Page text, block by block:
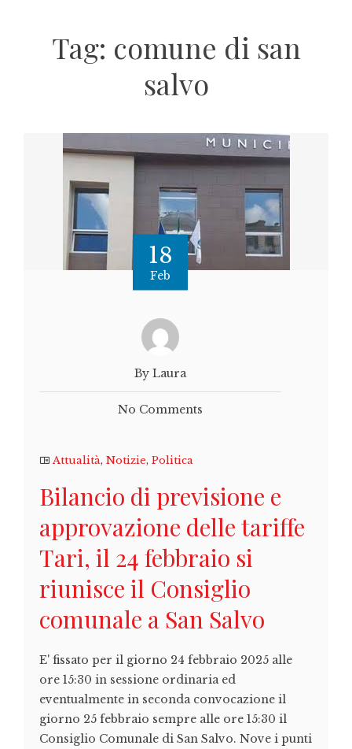
Tag: comune di san
salvo
18
Feb
By Laura
No Comments
Attualità, Notizie, Politica
Bilancio di previsione e
approvazione delle tariffe
Tari, il 24 febbraio si
riunisce il Consiglio
comunale a San Salvo
E' fissato per il giorno 24 febbraio 2025 alle
ore 15:30 in sessione ordinaria ed
eventualmente in seconda convocazione il
giorno 25 febbraio sempre alle ore 15:30 il
Consiglio Comunale di San Salvo. Nove i punti